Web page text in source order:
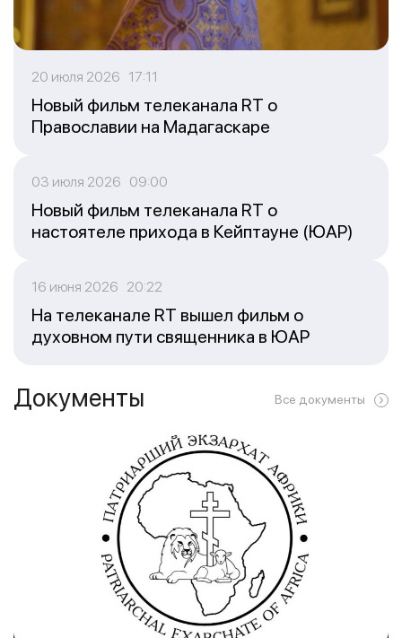
20 июля 2026 17:11
Новый фильм телеканала RT о
Православии на Мадагаскаре
03 июля 2026 09:00
Новый фильм телеканала RT о
настоятеле прихода в Кейптауне (ЮАР)
16 июня 2026 20:22
На телеканале RT вышел фильм о
духовном пути священника в ЮАР
Документы Все документы